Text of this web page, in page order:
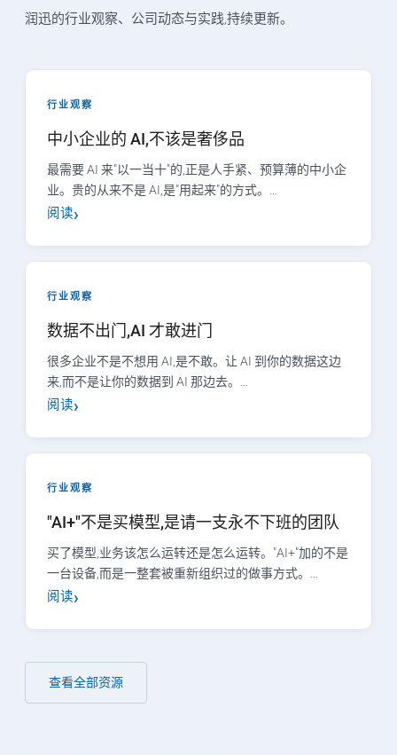
润迅的行业观察、公司动态与实践,持续更新。
行业观察
中小企业的 AI,不该是奢侈品
最需要 AI 来"以一当十"的,正是人手紧、预算薄的中小企
业。贵的从来不是 AI,是"用起来"的方式。…
阅读
行业观察
数据不出门,AI 才敢进门
很多企业不是不想用 AI,是不敢。让 AI 到你的数据这边
来,而不是让你的数据到 AI 那边去。…
阅读
行业观察
"AI+"不是买模型,是请一支永不下班的团队
买了模型,业务该怎么运转还是怎么运转。"AI+"加的不是
一台设备,而是一整套被重新组织过的做事方式。…
阅读
查看全部资源